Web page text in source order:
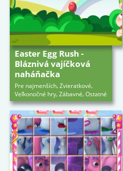
Easter Egg Rush -
Bláznivá vajíčková
naháňačka
Pre najmenších,Zvieratkové,
Veľkonočné hry,Zábavné,Ostatné